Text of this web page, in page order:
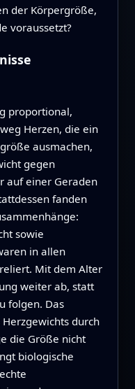
der Körpergröße,
voraussetzt?
proportional,
Herzen, die ein
ausmachen,
gegen
auf einer Geraden
fanden
sowie
in allen
Mit dem Alter
weiter ab, statt
folgen. Das
durch
die Größe nicht
biologische